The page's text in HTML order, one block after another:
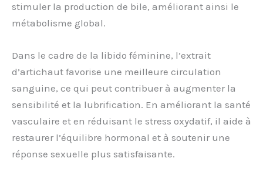
stimuler la production de bile, améliorant ainsi le
métabolisme global.
Dans le cadre de la libido féminine, l’extrait
d’artichaut favorise une meilleure circulation
sanguine, ce qui peut contribuer à augmenter la
sensibilité et la lubrification. En améliorant la santé
vasculaire et en réduisant le stress oxydatif, il aide à
restaurer l’équilibre hormonal et à soutenir une
réponse sexuelle plus satisfaisante.